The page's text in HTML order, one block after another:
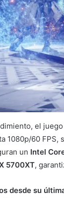
el
1080p/60
un Intel
5700XT,
desde su